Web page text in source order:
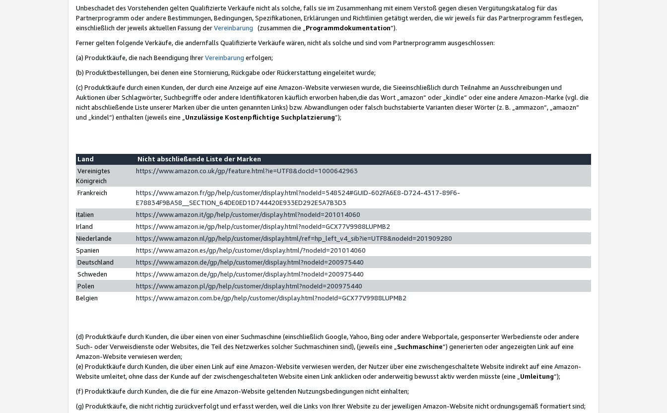
Unbeschadet des Vorstehenden gelten Qualifizierte Verkäufe nicht als solche, falls sie im Zusammenhang mit einem Verstoß gegen diesen Vergütungskatalog für das
Partnerprogramm oder andere Bestimmungen, Bedingungen, Spezifikationen, Erklärungen und Richtlinien getätigt werden, die wir jeweils für das Partnerprogramm festlegen,
einschließlich der jeweils aktuellen Fassung derVereinbarung (zusammen die „ Programmdokumentation“).
Ferner gelten folgende Verkäufe, die andernfalls Qualifizierte Verkäufe wären, nicht als solche und sind vom Partnerprogramm ausgeschlossen:
(a) Produktkäufe, die nach Beendigung IhrerVereinbarung erfolgen;
(b) Produktbestellungen, bei denen eine Stornierung, Rückgabe oder Rückerstattung eingeleitet wurde;
(c) Produktkäufe durch einen Kunden, der durch eine Anzeige auf eine Amazon-Website verwiesen wurde, die Sieeinschließlich durch Teilnahme an Ausschreibungen und
Auktionen über Schlagwörter, Suchbegriffe oder andere Identifikatoren käuflich erworben haben,die das Wort „amazon“ oder „kindle“ oder eine andere Amazon-Marke (vgl. die
nicht abschließende Liste unserer Marken über die unten genannten Links) bzw. Abwandlungen oder falsch buchstabierte Varianten dieser Wörter (z. B. „ammazon“, „amaozn“
und „kindel“) enthalten (jeweils eine „ Unzulässige Kostenpflichtige Suchplatzierung”);
Land
Nicht abschließende Liste der Marken
Vereinigtes
Königreich
https://www.amazon.co.uk/gp/feature.html?ie=UTF8&docId=1000642963
Frankreich
https://www.amazon.fr/gp/help/customer/display.html?nodeId=548524#GUID-602FA6E8-D724-4317-89F6-
E78834F9BA58__SECTION_64DE0ED1D744420E933ED292E5A7B3D3
Italien
https://www.amazon.it/gp/help/customer/display.html?nodeId=201014060
Irland
https://www.amazon.ie/gp/help/customer/display.html?nodeId=GCX77V9988LUPMB2
Niederlande
https://www.amazon.nl/gp/help/customer/display.html/ref=hp_left_v4_sib?ie=UTF8&nodeId=201909280
Spanien
https://www.amazon.es/gp/help/customer/display.html/?nodeId=201014060
Deutschland
https://www.amazon.de/gp/help/customer/display.html?nodeId=200975440
Schweden
https://www.amazon.de/gp/help/customer/display.html?nodeId=200975440
Polen
https://www.amazon.pl/gp/help/customer/display.html?nodeId=200975440
Belgien
https://www.amazon.com.be/gp/help/customer/display.html?nodeId=GCX77V9988LUPMB2
(d) Produktkäufe durch Kunden, die über einen von einer Suchmaschine (einschließlich Google, Yahoo, Bing oder andere Webportale, gesponserter Werbedienste oder andere
Such- oder Verweisdienste oder Websites, die Teil des Netzwerkes solcher Suchmaschinen sind), (jeweils eine „ Suchmaschine“) generierten oder angezeigten Link auf eine
Amazon-Website verwiesen werden;
(e) Produktkäufe durch Kunden, die über einen Link auf eine Amazon-Website verwiesen werden, der Nutzer über eine zwischengeschaltete Website indirekt auf eine Amazon-
Website umleitet, ohne dass der Kunde auf der zwischengeschalteten Website einen Link anklicken oder anderweitig bewusst aktiv werden müsste (eine „ Umleitung“);
(f) Produktkäufe durch Kunden, die die für eine Amazon-Website geltenden Nutzungsbedingungen nicht einhalten;
(g) Produktkäufe, die nicht richtig zurückverfolgt und erfasst werden, weil die Links von Ihrer Website zu der jeweiligen Amazon-Website nicht ordnungsgemäß formatiert sind;